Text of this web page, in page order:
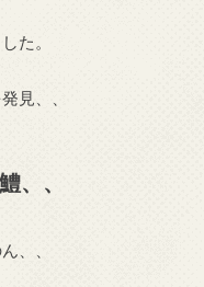
た。
見、、
、、
、、